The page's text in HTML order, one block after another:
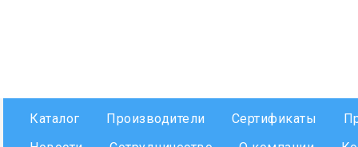
Каталог Производители Сертификаты